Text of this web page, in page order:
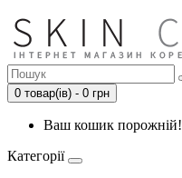
0 товар(ів) - 0 грн
Ваш кошик порожній!
Категорії